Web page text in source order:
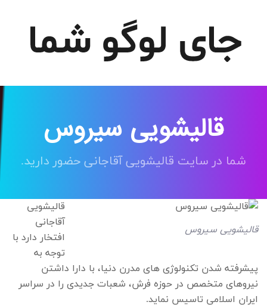
قالیشویی سیروس
شما در سایت قالیشویی آقاجانی حضور دارید.
قالیشویی سیروس
قالیشویی
آقاجانی
افتخار دارد با
توجه به
پیشرفته شدن تکنولوژی های مدرن دنیا، با دارا داشتن
نیروهای متخصص در حوزه فرش، شعبات جدیدی را در سراسر
ایران اسلامی تاسیس نماید.